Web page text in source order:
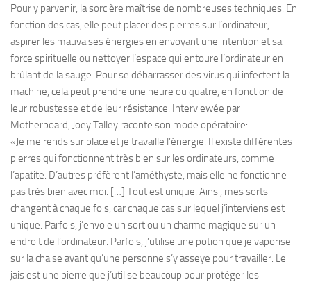
Pour y parvenir, la sorcière maîtrise de nombreuses techniques. En
fonction des cas, elle peut placer des pierres sur l’ordinateur,
aspirer les mauvaises énergies en envoyant une intention et sa
force spirituelle ou nettoyer l’espace qui entoure l’ordinateur en
brûlant de la sauge. Pour se débarrasser des virus qui infectent la
machine, cela peut prendre une heure ou quatre, en fonction de
leur robustesse et de leur résistance. Interviewée par
Motherboard, Joey Talley raconte son mode opératoire:
«Je me rends sur place et je travaille l’énergie. Il existe différentes
pierres qui fonctionnent très bien sur les ordinateurs, comme
l’apatite. D’autres préfèrent l’améthyste, mais elle ne fonctionne
pas très bien avec moi. […] Tout est unique. Ainsi, mes sorts
changent à chaque fois, car chaque cas sur lequel j’interviens est
unique. Parfois, j’envoie un sort ou un charme magique sur un
endroit de l’ordinateur. Parfois, j’utilise une potion que je vaporise
sur la chaise avant qu’une personne s’y asseye pour travailler. Le
jais est une pierre que j’utilise beaucoup pour protéger les